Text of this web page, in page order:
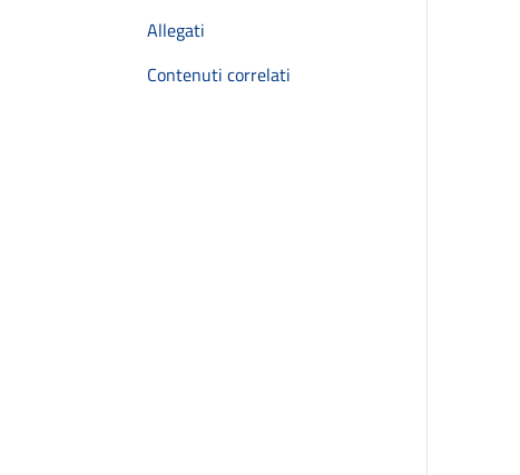
Allegati
Contenuti correlati